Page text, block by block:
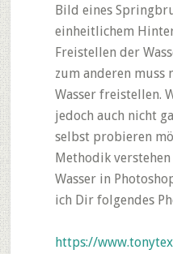
Bild eines
einheitlichem
Freistellen der
zum anderen muss
Wasser freistellen.
jedoch auch nicht
selbst probieren
Methodik
Wasser in
ich Dir folgendes
https://